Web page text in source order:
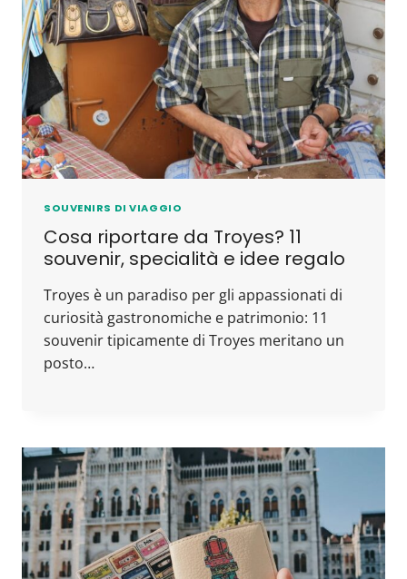
SOUVENIRS DI VIAGGIO
Cosa riportare da Troyes? 11
souvenir, specialità e idee regalo
Troyes è un paradiso per gli appassionati di
curiosità gastronomiche e patrimonio: 11
souvenir tipicamente di Troyes meritano un
posto…